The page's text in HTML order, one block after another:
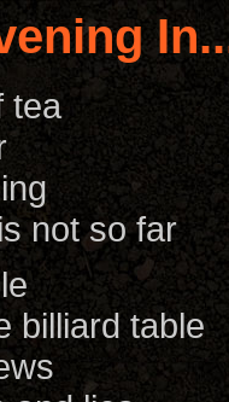
tea
not so far
billiard table